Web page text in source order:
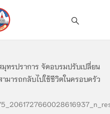
ทรปราการ จัดอบรมปรับเปลี่ยน
มารถกลับไปใช้ชีวิตในครอบครัว